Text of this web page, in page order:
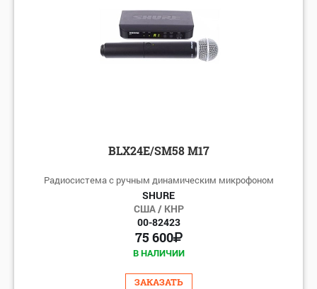
BLX24E/SM58 M17
Радиосистема с ручным динамическим микрофоном
SHURE
США / КНР
00-82423
75 600
В НАЛИЧИИ
ЗАКАЗАТЬ